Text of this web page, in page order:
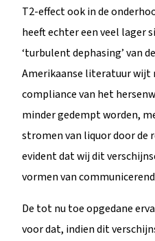
T2-effect ook in de
heeft echter een veel lager
‘turbulent dephasing’ van
Amerikaanse literatuur wijt
compliance van het
minder gedempt worden,
stromen van liquor door de
evident dat wij dit
vormen van
De tot nu toe opgedane
voor dat, indien dit